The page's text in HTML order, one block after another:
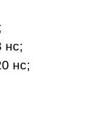
нс;
нс;